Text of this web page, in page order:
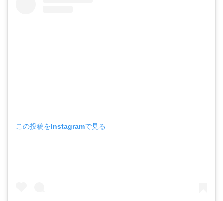
この投稿をInstagramで見る